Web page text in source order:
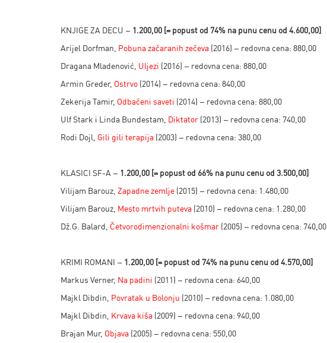
KNJIGE ZA DECU – 1.200,00 [= popust od 74% na punu cenu od 4.600,00]
Arijel Dorfman, Pobuna začaranih zečeva (2016) – redovna cena: 880,00
Dragana Mladenović, Uljezi (2016) – redovna cena: 880,00
Armin Greder, Ostrvo (2014) – redovna cena: 840,00
Zekerija Tamir, Odbačeni saveti (2014) – redovna cena: 880,00
Ulf Stark i Linda Bundestam, Diktator (2013) – redovna cena: 740,00
Rodi Dojl, Gili gili terapija (2003) – redovna cena: 380,00
KLASICI SF-A – 1.200,00 [= popust od 66% na punu cenu od 3.500,00]
Vilijam Barouz, Zapadne zemlje (2015) – redovna cena: 1.480,00
Vilijam Barouz, Mesto mrtvih puteva (2010) – redovna cena: 1.280,00
Dž.G. Balard, Četvorodimenzionalni košmar (2005) – redovna cena: 740,00
KRIMI ROMANI – 1.200,00 [= popust od 74% na punu cenu od 4.570,00]
Markus Verner, Na padini (2011) – redovna cena: 640,00
Majkl Dibdin, Povratak u Bolonju (2010) – redovna cena: 1.080,00
Majkl Dibdin, Krvava kiša (2009) – redovna cena: 940,00
Brajan Mur, Objava (2005) – redovna cena: 550,00